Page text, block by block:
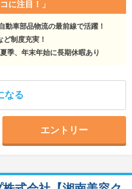
コに注目！」
動車部品物流の最前線で活躍！
制度充実！
季、年末年始に長期休暇あり
なる
エントリー